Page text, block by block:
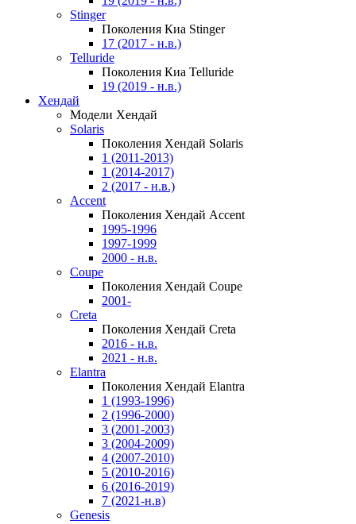
Stinger
Поколения Киа Stinger
17 (2017 - н.в.)
Telluride
Поколения Киа Telluride
19 (2019 - н.в.)
Хендай
Модели Хендай
Solaris
Поколения Хендай Solaris
1 (2011-2013)
1 (2014-2017)
2 (2017 - н.в.)
Accent
Поколения Хендай Accent
1995-1996
1997-1999
2000 - н.в.
Coupe
Поколения Хендай Coupe
2001-
Creta
Поколения Хендай Creta
2016 - н.в.
2021 - н.в.
Elantra
Поколения Хендай Elantra
1 (1993-1996)
2 (1996-2000)
3 (2001-2003)
3 (2004-2009)
4 (2007-2010)
5 (2010-2016)
6 (2016-2019)
7 (2021-н.в)
Genesis